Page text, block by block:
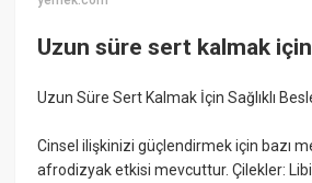
Uzun süre sert kalmak için
Uzun Süre Sert Kalmak İçin Sağlıklı
Cinsel ilişkinizi güçlendirmek için bazı
afrodizyak etkisi mevcuttur. Çilekler: